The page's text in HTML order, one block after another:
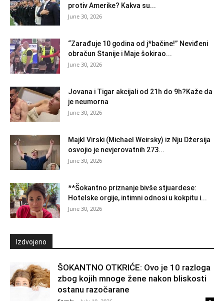
protiv Amerike? Kakva su...
June 30, 2026
“Zarađuje 10 godina od j*bačine!” Neviđeni
obračun Stanije i Maje šokirao...
June 30, 2026
Jovana i Tigar akcijali od 21h do 9h?Kaže da
je neumorna
June 30, 2026
Majkl Virski (Michael Weirsky) iz Nju Džersija
osvojio je nevjerovatnih 273...
June 30, 2026
**Šokantno priznanje bivše stjuardese:
Hotelske orgije, intimni odnosi u kokpitu i...
June 30, 2026
Izdvojeno
ŠOKANTNO OTKRIĆE: Ovo je 10 razloga
zbog kojih mnoge žene nakon bliskosti
ostanu razočarane